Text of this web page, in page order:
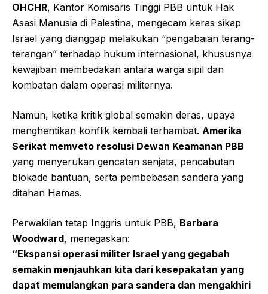
OHCHR, Kantor Komisaris Tinggi PBB untuk Hak
Asasi Manusia di Palestina, mengecam keras sikap
Israel yang dianggap melakukan “pengabaian terang-
terangan” terhadap hukum internasional, khususnya
kewajiban membedakan antara warga sipil dan
kombatan dalam operasi militernya.
Namun, ketika kritik global semakin deras, upaya
menghentikan konflik kembali terhambat. Amerika
Serikat memveto resolusi Dewan Keamanan PBB
yang menyerukan gencatan senjata, pencabutan
blokade bantuan, serta pembebasan sandera yang
ditahan Hamas.
Perwakilan tetap Inggris untuk PBB, Barbara
Woodward, menegaskan:
“Ekspansi operasi militer Israel yang gegabah
semakin menjauhkan kita dari kesepakatan yang
dapat memulangkan para sandera dan mengakhiri